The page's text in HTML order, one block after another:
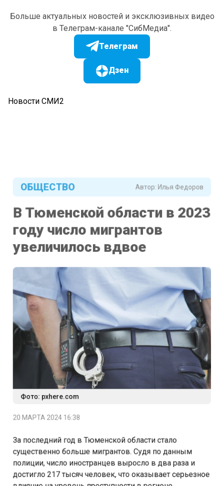
Больше актуальных новостей и эксклюзивных видео
в Телеграм-канале "СибМедиа".
Телеграм
Дзен
Новости СМИ2
В Тюменской области в 2023
году число мигрантов
увеличилось вдвое
Фото: pxhere.com
существенно больше мигрантов. Судя по данным
полиции, число иностранцев выросло в два раза и
достигло 217 тысяч человек, что оказывает серьезное
влияние на уровень преступности в регионе.